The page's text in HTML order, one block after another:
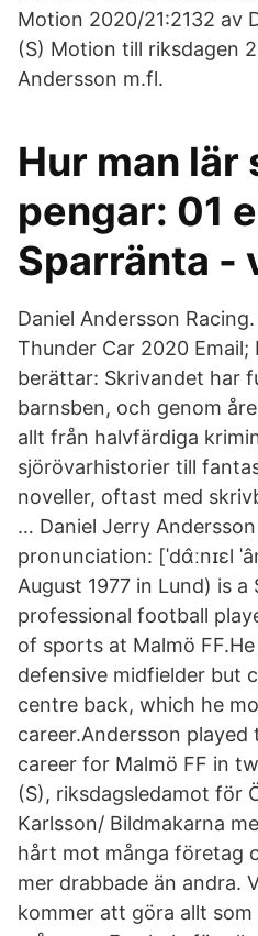
Motion 2020/21:2132 av
(S) Motion till riksdagen
Andersson m.fl.
Hur man lär
pengar: 01
Sparränta -
Daniel Andersson
Thunder Car 2020 Email;
berättar: Skrivandet har
barnsben, och genom
allt från halvfärdiga
sjörövarhistorier till
noveller, oftast med
… Daniel Jerry
pronunciation: [ˈdɑ̂ːnɪɛl
August 1977 in Lund) is
professional football
of sports at Malmö
defensive midfielder but
centre back, which he
career.Andersson
career for Malmö FF in
(S), riksdagsledamot för
Karlsson/ Bildmakarna
hårt mot många företag
mer drabbade än andra.
kommer att göra allt